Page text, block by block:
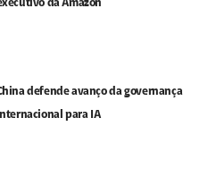
da Amazon
defende avanço da governança
para IA